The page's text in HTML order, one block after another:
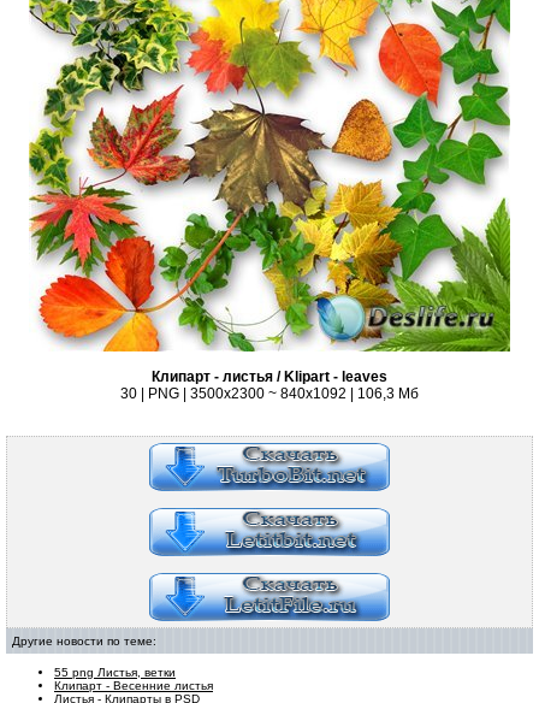
Клипарт - листья / Klipart - leaves
30 | PNG | 3500x2300 ~ 840x1092 | 106,3 Мб
Другие новости по теме:
55 png Листья, ветки
Клипарт - Весенние листья
Листья - Клипарты в PSD